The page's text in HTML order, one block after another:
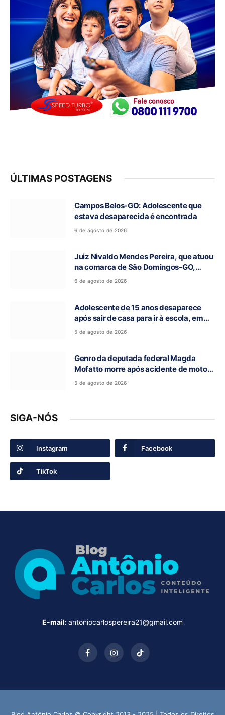
ÚLTIMAS POSTAGENS
Campos Belos-GO: Adolescente que
estava desaparecida é encontrada
6 de agosto de 2026
Juiz Nivaldo Mendes Pereira, que atuou
na comarca de São Domingos-GO,
morre aos 62 anos
6 de agosto de 2026
Adolescente de 15 anos desaparece
após sair de casa para ir à escola, em
Campos Belos-GO
5 de agosto de 2026
Genro da deputada federal Magda
Mofatto morre após acidente de moto
na BR-153
5 de agosto de 2026
SIGA-NÓS
Instagram Facebook
TikTok
E-mail:antoniocarlospereira21@gmail.com
FacebookInstagramTikTok